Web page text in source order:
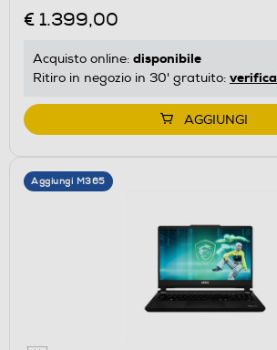
€ 1.399,00
Acquisto online: disponibile
Ritiro in negozio in 30' gratuito: verifica
AGGIUNGI
Aggiungi M365